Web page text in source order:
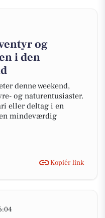
og
i den
denne weekend,
og naturentusiaster.
eller deltag i en
mindeværdig
Kopiér link